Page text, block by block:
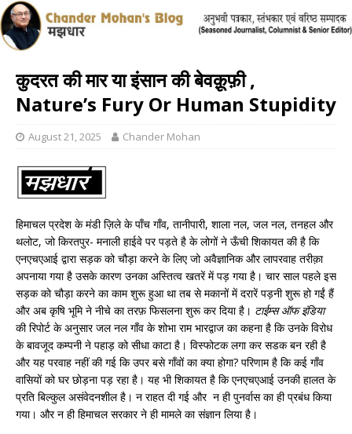
कुदरत की मार या इंसान की बेवक़ूफ़ी ,
Nature’s Fury Or Human Stupidity
August 21, 2025 Chander Mohan
हिमाचल प्रदेश के मंडी ज़िले के पाँच गाँव, तानीपारी, शाला नल, जल नल, तनहल और
थलोट, जो किरतपुर- मनाली हाईवे पर पड़ते है के लोगों ने ऊँची शिकायत की है कि
एनएचएआई द्वारा सड़क को चौड़ा करने के लिए जो अवैज्ञानिक और लापरवाह तरीक़ा
अपनाया गया है उसके कारण उनका अस्तित्व खतरें में पड़ गया है। चार साल पहले इस
सड़क को चौड़ा करने का काम शुरू हुआ था तब से मकानों में दरारें पड़नी शुरू हो गईं हैं
और अब कृषि भूमि ने नीचे का तरफ़ फिसलना शुरू कर दिया है। टाईम्स ऑफ इंडिया
की रिपोर्ट के अनुसार जल नल गाँव के शोभा राम भारद्वाज का कहना है कि उनके विरोध
के बावजूद कम्पनी ने पहाड़ को सीधा काटा है। विस्फोटक लगा कर सडक बन रही है
और यह परवाह नहीं की गई कि उपर बसे गाँवों का क्या होगा? परिणाम है कि कई गाँव
वासियों को घर छोड़ना पड़ रहा है। यह भी शिकायत है कि एनएचएआई उनकी हालत के
प्रति बिल्कुल असंवेदनशील है। न राहत दी गई और न ही पुनर्वास का ही प्रबंध किया
गया। और न ही हिमाचल सरकार ने ही मामले का संज्ञान लिया है।